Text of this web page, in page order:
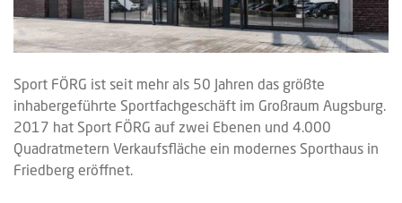
Sport FÖRG ist seit mehr als 50 Jahren das größte
inhabergeführte Sportfachgeschäft im Großraum Augsburg.
2017 hat Sport FÖRG auf zwei Ebenen und 4.000
Quadratmetern Verkaufsfläche ein modernes Sporthaus in
Friedberg eröffnet.